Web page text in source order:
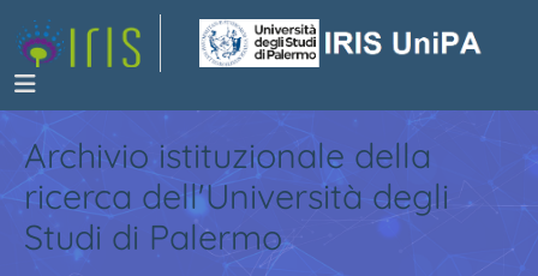
Archivio istituzionale della
ricerca dell'Università degli
Studi di Palermo